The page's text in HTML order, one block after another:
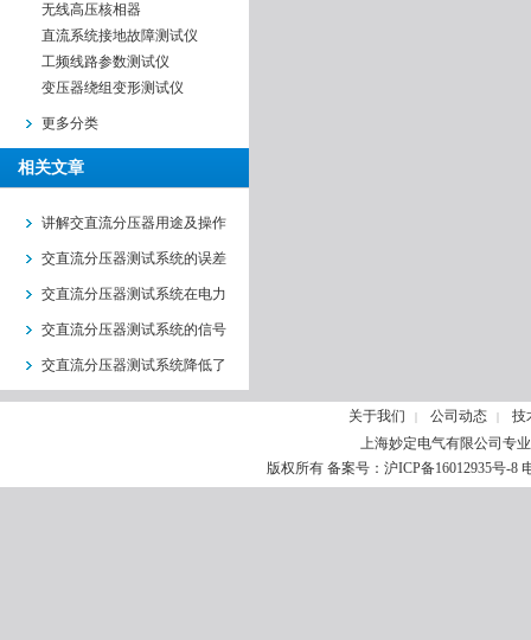
无线高压核相器
直流系统接地故障测试仪
工频线路参数测试仪
变压器绕组变形测试仪
更多分类
相关文章
讲解交直流分压器用途及操作
交直流分压器测试系统的误差
交直流分压器测试系统在电力
交直流分压器测试系统的信号
交直流分压器测试系统降低了
分压器的局部放电量
关于我们 | 公司动态 |
技
上海妙定电气有限公司专
版权所有 备案号： 沪ICP备16012935号-8